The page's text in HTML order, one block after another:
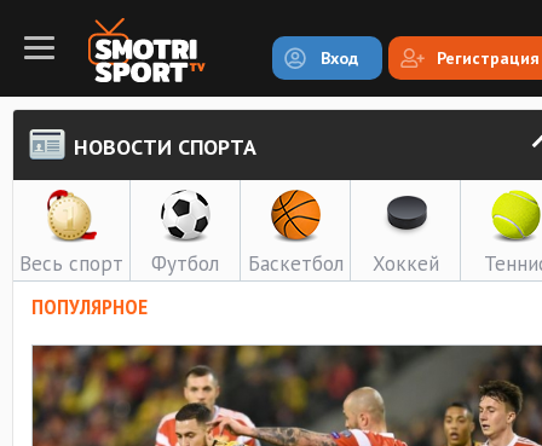
Вход Регистрация
НОВОСТИ СПОРТА
Весь спорт Футбол Баскетбол Хоккей
ПОПУЛЯРНОЕ